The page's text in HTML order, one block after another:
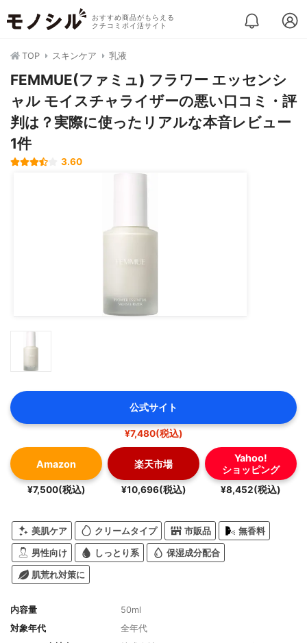
おすすめ商品がもらえる
クチコミポイ活サイト
TOP スキンケア 乳液
FEMMUE(ファミュ) フラワー エッセンシ
ャル モイスチャライザーの悪い口コミ・評
判は？実際に使ったリアルな本音レビュー
1件
3.60
公式サイト
¥7,480(税込)
Amazon
¥7,500(税込)
楽天市場
¥10,696(税込)
Yahoo!
ショッピング
¥8,452(税込)
美肌ケア クリームタイプ 市販品 無香料
男性向け しっとり系 保湿成分配合
肌荒れ対策に
内容量
50ml
対象年代
全年代